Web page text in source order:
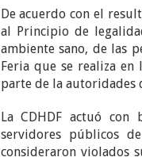
De acuerdo con el
al Principio de
ambiente sano, de las
Feria que se realiza
parte de la autoridades
La CDHDF actuó
servidores públicos
consideraron violados